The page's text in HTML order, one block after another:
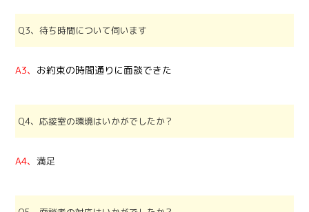
Q3、待ち時間について伺います
A3、 お約束の時間通りに面談できた
Q4、応接室の環境はいかがでしたか？
A4、満足